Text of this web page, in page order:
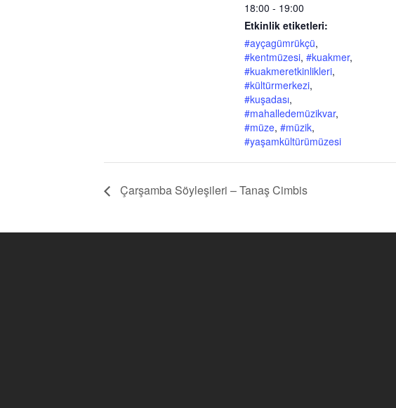
18:00 - 19:00
Etkinlik etiketleri:
#ayçagümrükçü,
#kentmüzesi, #kuakmer,
#kuakmeretkinlikleri,
#kültürmerkezi,
#kuşadası,
#mahalledemüzikvar,
#müze, #müzik,
#yaşamkültürümüzesi
Çarşamba Söyleşileri – Tanaş Cimbis